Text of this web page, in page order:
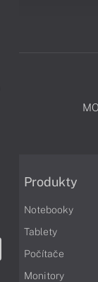
Produkty
Notebooky
Tablety
Počítače
Monitory